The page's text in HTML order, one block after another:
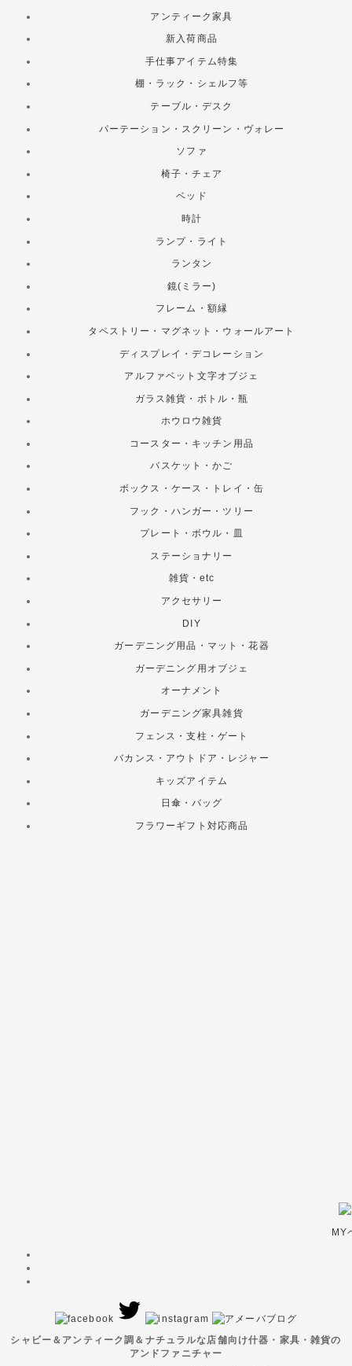
アンティーク家具
新入荷商品
手仕事アイテム特集
棚・ラック・シェルフ等
テーブル・デスク
パーテーション・スクリーン・ヴォレー
ソファ
椅子・チェア
ベッド
時計
ランプ・ライト
ランタン
鏡(ミラー)
フレーム・額縁
タペストリー・マグネット・ウォールアート
ディスプレイ・デコレーション
アルファベット文字オブジェ
ガラス雑貨・ボトル・瓶
ホウロウ雑貨
コースター・キッチン用品
バスケット・かご
ボックス・ケース・トレイ・缶
フック・ハンガー・ツリー
プレート・ボウル・皿
ステーショナリー
雑貨・etc
アクセサリー
DIY
ガーデニング用品・マット・花器
ガーデニング用オブジェ
オーナメント
ガーデニング家具雑貨
フェンス・支柱・ゲート
バカンス・アウトドア・レジャー
キッズアイテム
日傘・バッグ
フラワーギフト対応商品
MY
シャビー＆アンティーク調＆ナチュラルな店舗向け什器・家具・雑貨の
アンドファニチャー